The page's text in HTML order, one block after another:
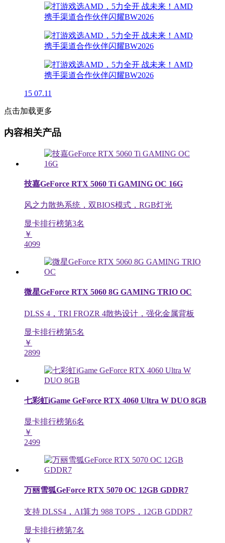
15 07.11
点击加载更多
内容相关产品
技嘉GeForce RTX 5060 Ti GAMING OC 16G
风之力散热系统，双BIOS模式，RGB灯光
显卡排行榜第3名
￥
4099
微星GeForce RTX 5060 8G GAMING TRIO OC
DLSS 4，TRI FROZR 4散热设计，强化金属背板
显卡排行榜第5名
￥
2899
七彩虹iGame GeForce RTX 4060 Ultra W DUO 8GB
显卡排行榜第6名
￥
2499
万丽雪狐GeForce RTX 5070 OC 12GB GDDR7
支持 DLSS4，AI算力 988 TOPS，12GB GDDR7
显卡排行榜第7名
￥